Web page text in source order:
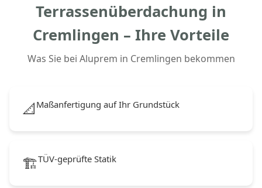
Terrassenüberdachung in
Cremlingen – Ihre Vorteile
Was Sie bei Aluprem in Cremlingen bekommen
📐 Maßanfertigung auf Ihr Grundstück
🏗️TÜV-geprüfte Statik